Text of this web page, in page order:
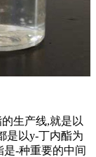
生产线,就是以
是以y-丁内酯为
-种重要的中间